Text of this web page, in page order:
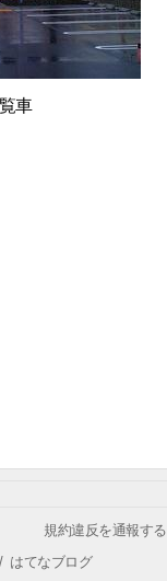
車
規約違反を通報する
はてなブログ